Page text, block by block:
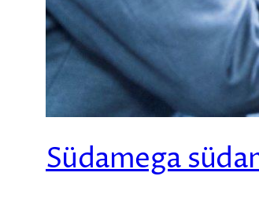
Südamega